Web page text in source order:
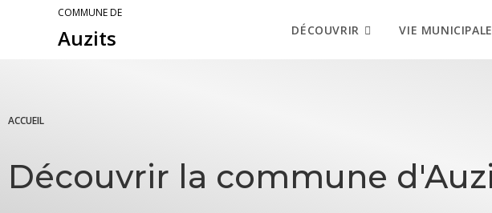
COMMUNE DE
Auzits DÉCOUVRIR VIE MUNICIPALE
ACCUEIL
Découvrir la commune